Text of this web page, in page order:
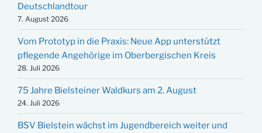
Deutschlandtour
7. August 2026
Vom Prototyp in die Praxis: Neue App unterstützt
pflegende Angehörige im Oberbergischen Kreis
28. Juli 2026
75 Jahre Bielsteiner Waldkurs am 2. August
24. Juli 2026
BSV Bielstein wächst im Jugendbereich weiter und